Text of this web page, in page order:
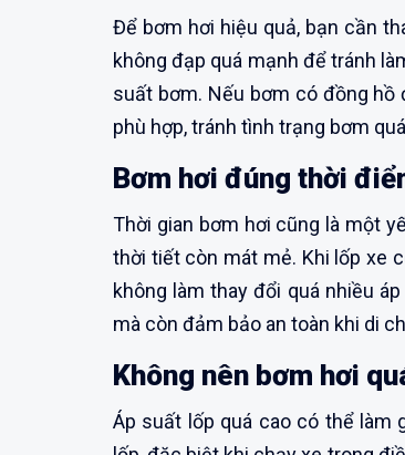
Để bơm hơi hiệu quả, bạn cần
không đạp quá mạnh để tránh
suất bơm. Nếu bơm có đồng
phù hợp, tránh tình trạng bơm
Bơm hơi đúng thời
Thời gian bơm hơi cũng là một
thời tiết còn mát mẻ. Khi lốp xe
không làm thay đổi quá nhiều
mà còn đảm bảo an toàn khi di
Không nên bơm hơi
Áp suất lốp quá cao có thể làm